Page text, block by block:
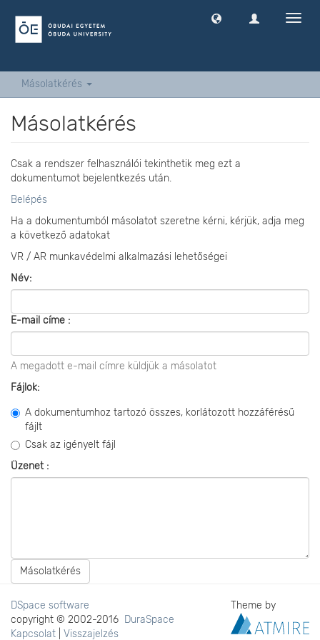
Másolatkérés
Másolatkérés
Csak a rendszer felhasználói tekinthetik meg ezt a
dokumentumot bejelentkezés után.
Belépés
Ha a dokumentumból másolatot szeretne kérni, kérjük, adja meg
a következő adatokat
VR / AR munkavédelmi alkalmazási lehetőségei
Név:
E-mail címe :
A megadott e-mail címre küldjük a másolatot
Fájlok:
A dokumentumhoz tartozó összes, korlátozott hozzáférésű
fájlt
Csak az igényelt fájl
Üzenet :
Másolatkérés
DSpace software
copyright © 2002-2016 DuraSpace
Kapcsolat
Visszajelzés
Theme by